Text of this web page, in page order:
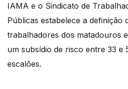
IAMA e o Sindicato de
Públicas estabelece a definição
trabalhadores dos matadouros
um subsídio de risco entre 33 e
escalões.